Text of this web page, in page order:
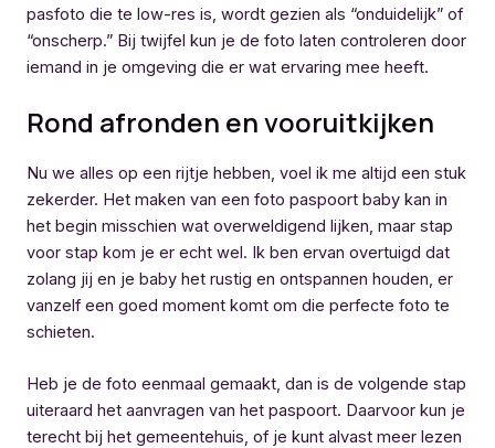
pasfoto die te low-res is, wordt gezien als “onduidelijk” of
“onscherp.” Bij twijfel kun je de foto laten controleren door
iemand in je omgeving die er wat ervaring mee heeft.
Rond afronden en vooruitkijken
Nu we alles op een rijtje hebben, voel ik me altijd een stuk
zekerder. Het maken van een foto paspoort baby kan in
het begin misschien wat overweldigend lijken, maar stap
voor stap kom je er echt wel. Ik ben ervan overtuigd dat
zolang jij en je baby het rustig en ontspannen houden, er
vanzelf een goed moment komt om die perfecte foto te
schieten.
Heb je de foto eenmaal gemaakt, dan is de volgende stap
uiteraard het aanvragen van het paspoort. Daarvoor kun je
terecht bij het gemeentehuis, of je kunt alvast meer lezen